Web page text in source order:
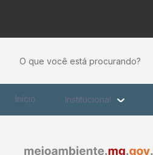
O que você está procurando?
Início Institucional